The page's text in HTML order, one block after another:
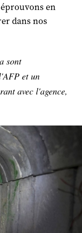
en
dans nos
sont
et un
avec l'agence,